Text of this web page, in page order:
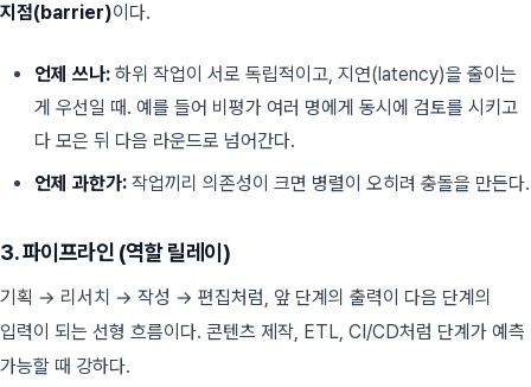
지점(barrier)이다.
언제 쓰나:하위 작업이 서로 독립적이고, 지연(latency)을 줄이는
게 우선일 때. 예를 들어 비평가 여러 명에게 동시에 검토를 시키고
다 모은 뒤 다음 라운드로 넘어간다.
언제 과한가:작업끼리 의존성이 크면 병렬이 오히려 충돌을 만든다.
3. 파이프라인 (역할 릴레이)
기획 → 리서치 → 작성 → 편집처럼, 앞 단계의 출력이 다음 단계의
입력이 되는 선형 흐름이다. 콘텐츠 제작, ETL, CI/CD처럼 단계가 예측
가능할 때 강하다.